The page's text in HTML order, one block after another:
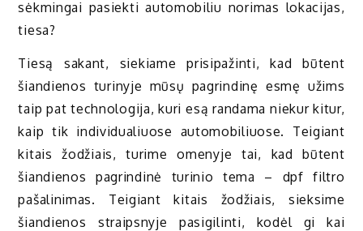
sėkmingai pasiekti automobiliu norimas lokacijas,
tiesa?
Tiesą sakant, siekiame prisipažinti, kad būtent
šiandienos turinyje mūsų pagrindinę esmę užims
taip pat technologija, kuri esą randama niekur kitur,
kaip tik individualiuose automobiliuose. Teigiant
kitais žodžiais, turime omenyje tai, kad būtent
šiandienos pagrindinė turinio tema – dpf filtro
pašalinimas. Teigiant kitais žodžiais, sieksime
šiandienos straipsnyje pasigilinti, kodėl gi kai